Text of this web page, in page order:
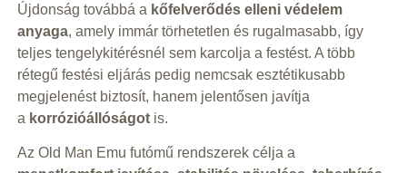
Újdonság továbbá a kőfelverődés elleni védelem
anyaga, amely immár törhetetlen és rugalmasabb, így
teljes tengelykitérésnél sem karcolja a festést. A több
rétegű festési eljárás pedig nemcsak esztétikusabb
megjelenést biztosít, hanem jelentősen javítja
a korrózióállóságotis.
Az Old Man Emu futómű rendszerek célja a